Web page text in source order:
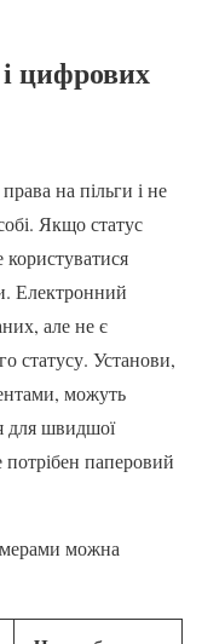
цифрових
на пільги і не
Якщо статус
Електронний
але не є
статусу. Установи,
можуть
для швидшої
потрібен паперовий
можна